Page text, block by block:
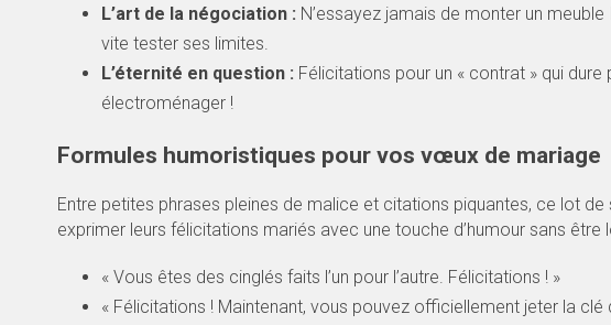
L’art de la négociation : N’essayez jamais de monter un
vite tester ses limites.
L’éternité en question : Félicitations pour un « contrat » qui
électroménager !
Formules humoristiques pour vos vœux de mariage
Entre petites phrases pleines de malice et citations piquantes, ce lot
exprimer leurs félicitations mariés avec une touche d’humour sans être
« Vous êtes des cinglés faits l’un pour l’autre. Félicitations ! »
« Félicitations ! Maintenant, vous pouvez officiellement jeter la